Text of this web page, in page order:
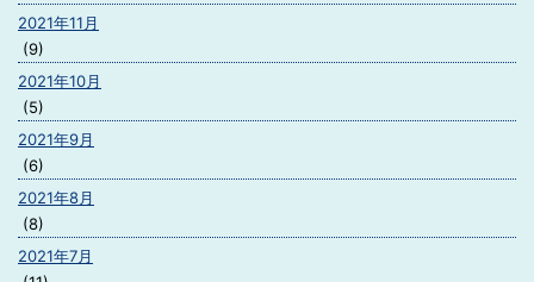
2021年11月
(9)
2021年10月
(5)
2021年9月
(6)
2021年8月
(8)
2021年7月